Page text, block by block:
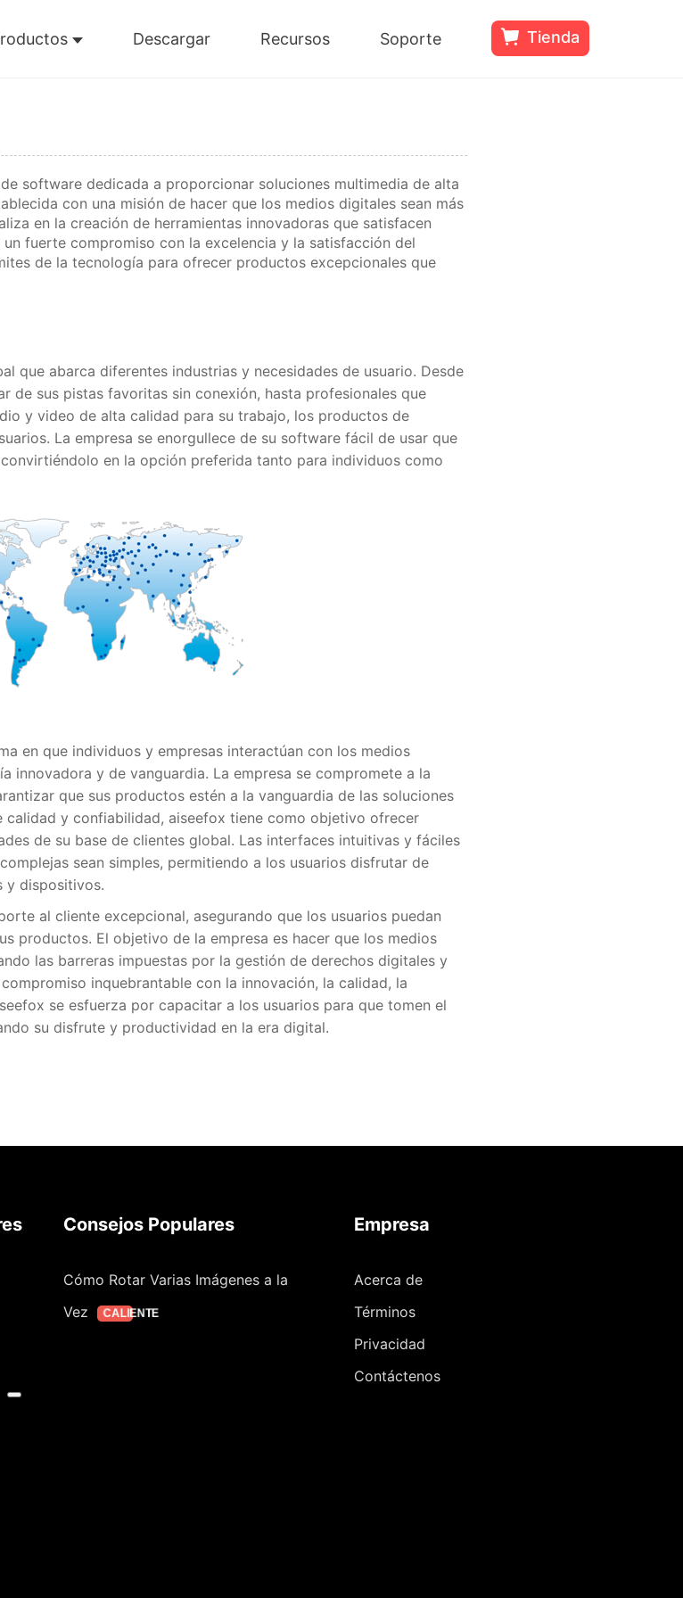
Descargar Recursos Soporte Tienda
software dedicada a proporcionar soluciones multimedia de alta
con una misión de hacer que los medios digitales sean más
en la creación de herramientas innovadoras que satisfacen
fuerte compromiso con la excelencia y la satisfacción del
de la tecnología para ofrecer productos excepcionales que
que abarca diferentes industrias y necesidades de usuario. Desde
de sus pistas favoritas sin conexión, hasta profesionales que
y video de alta calidad para su trabajo, los productos de
La empresa se enorgullece de su software fácil de usar que
en la opción preferida tanto para individuos como
en que individuos y empresas interactúan con los medios
innovadora y de vanguardia. La empresa se compromete a la
que sus productos estén a la vanguardia de las soluciones
calidad y confiabilidad, aiseefox tiene como objetivo ofrecer
de su base de clientes global. Las interfaces intuitivas y fáciles
sean simples, permitiendo a los usuarios disfrutar de
y dispositivos.
al cliente excepcional, asegurando que los usuarios puedan
productos. El objetivo de la empresa es hacer que los medios
las barreras impuestas por la gestión de derechos digitales y
inquebrantable con la innovación, la calidad, la
se esfuerza por capacitar a los usuarios para que tomen el
su disfrute y productividad en la era digital.
Consejos Populares
Cómo Rotar Varias Imágenes a la
Vez
CALIENTE
Empresa
Acerca de
Términos
Privacidad
Contáctenos